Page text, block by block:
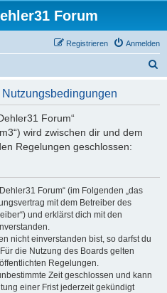
Forum
Anmelden
Registrieren
Forum“
wird zwischen dir und dem
Regelungen geschlossen:
Forum“ (im Folgenden „das
mit dem Betreiber des
und erklärst dich mit den
nicht einverstanden bist, so darfst du
die Nutzung des Boards gelten
Regelungen.
Zeit geschlossen und kann
einer Frist jederzeit gekündigt